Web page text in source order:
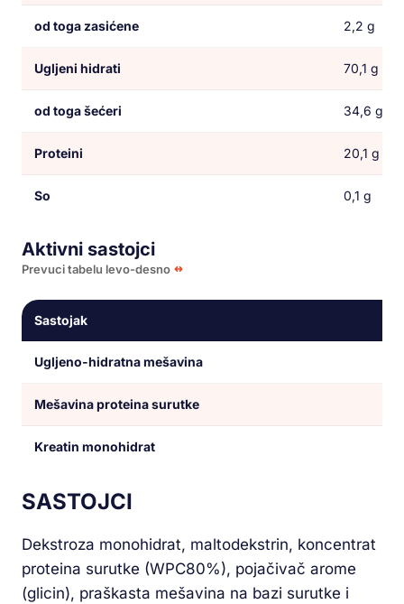
od toga zasićene 2,2 g
Ugljeni hidrati 70,1 g
od toga šećeri 34,6 g
Proteini 20,1 g
So 0,1 g
Aktivni sastojci
Prevuci tabelu levo-desno
Sastojak
Ugljeno-hidratna mešavina
Mešavina proteina surutke
Kreatin monohidrat
SASTOJCI
Dekstroza monohidrat, maltodekstrin, koncentrat
proteina surutke (WPC80%), pojačivač arome
(glicin), praškasta mešavina na bazi surutke i